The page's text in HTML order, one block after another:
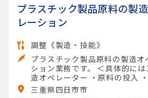
プラスチック製品原料の製
レーション
調整《製造・技能》
プラスチック製品原料の製造オ
ション業務です。 ＜具体的には＞ ・製
造オペレーター ・原料の投入
操作や清掃 ・メンテナンスなど
製品】(素材・素材加工品)石油
三重県四日市市